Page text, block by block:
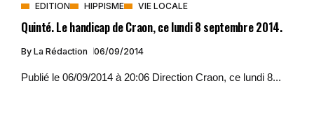
EDITION HIPPISME VIE LOCALE
Quinté. Le handicap de Craon, ce lundi 8 septembre 2014.
By La Rédaction 06/09/2014
Publié le 06/09/2014 à 20:06 Direction Craon, ce lundi 8...